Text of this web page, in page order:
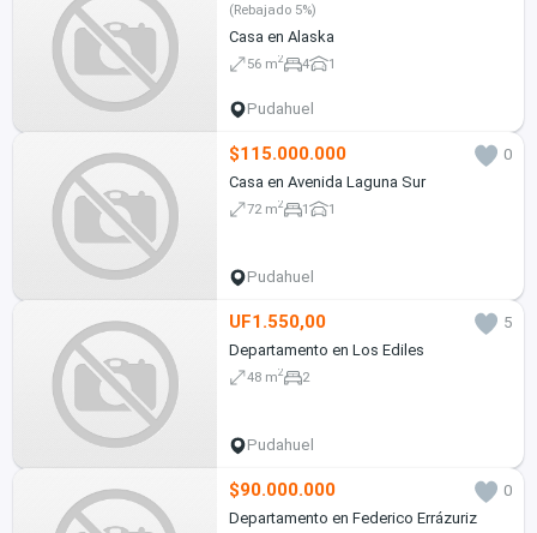
(Rebajado 5%)
Casa en Alaska
56 m2 4 1
Pudahuel
$115.000.000
0
Casa en Avenida Laguna Sur
72 m2 1 1
Pudahuel
UF1.550,00
5
Departamento en Los Ediles
48 m2 2
Pudahuel
$90.000.000
0
Departamento en Federico Errázuriz